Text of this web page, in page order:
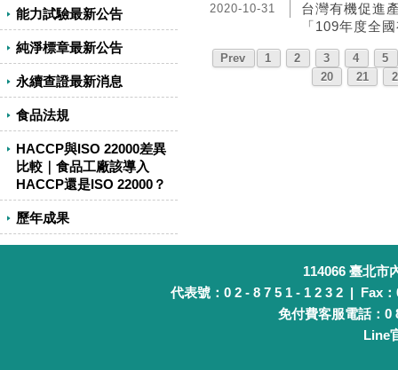
能力試驗最新公告
純淨標章最新公告
永續查證最新消息
食品法規
HACCP與ISO 22000差異
比較｜食品工廠該導入
HACCP還是ISO 22000？
歷年成果
2020-10-31
台灣有機促進
「109年度全
Prev 1 2 3 4
5
20
21
114066 臺北市
代表號：0 2 - 8 7 5 1 - 1 2 3 2 | Fax
免付費客服電話：0
Line